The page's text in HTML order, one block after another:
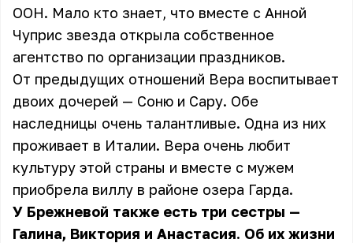
ООН. Мало кто знает, что вместе с Анной
Чуприс звезда открыла собственное
агентство по организации праздников.
От предыдущих отношений Вера воспитывает
двоих дочерей — Соню и Сару. Обе
наследницы очень талантливые. Одна из них
проживает в Италии. Вера очень любит
культуру этой страны и вместе с мужем
приобрела виллу в районе озера Гарда.
У Брежневой также есть три сестры —
Галина, Виктория и Анастасия. Об их жизни